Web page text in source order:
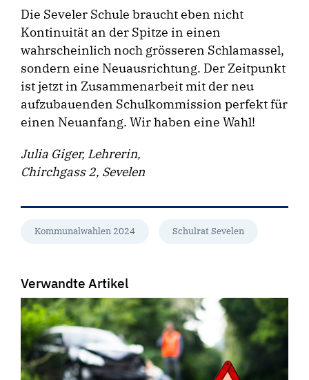
Die Seveler Schule braucht eben nicht
Kontinuität an der Spitze in einen
wahrscheinlich noch grösseren Schlamassel,
sondern eine Neuausrichtung. Der Zeitpunkt
ist jetzt in Zusammenarbeit mit der neu
aufzubauenden Schulkommission perfekt für
einen Neuanfang. Wir haben eine Wahl!
Julia Giger, Lehrerin,
Chirchgass 2, Sevelen
Kommunalwahlen 2024 Schulrat Sevelen
Verwandte Artikel